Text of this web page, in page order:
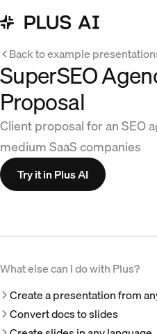
Back to example
SuperSEO
Proposal
Client proposal for an SEO
medium SaaS companies
Try it in Plus AI
What else can I do with Plus?
Create a presentation from
Convert docs to slides